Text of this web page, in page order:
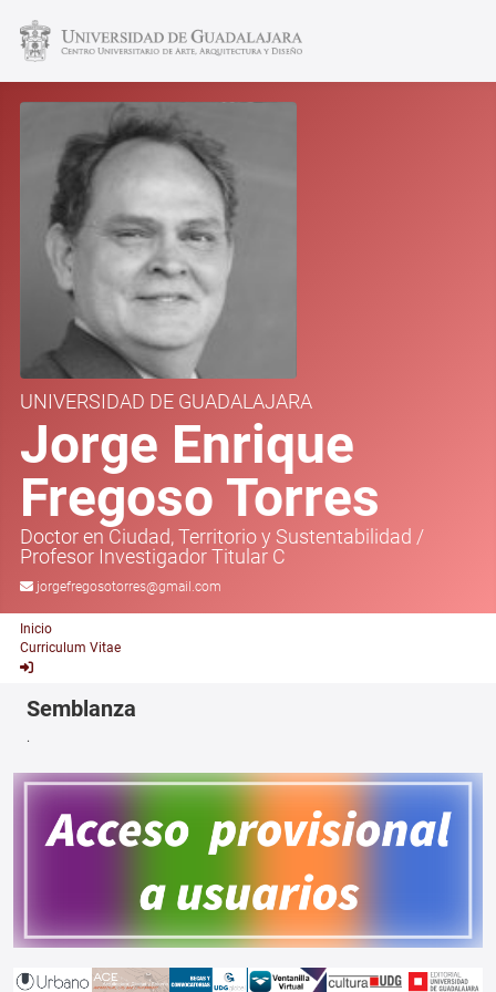
UNIVERSIDAD DE GUADALAJARA
Jorge Enrique
Fregoso Torres
Doctor en Ciudad, Territorio y Sustentabilidad /
Profesor Investigador Titular C
jorgefregosotorres@gmail.com
Inicio
Curriculum Vitae
Semblanza
.